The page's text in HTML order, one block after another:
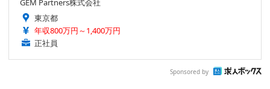
GEM Partners株式会社
東京都
年収800万円～1,400万円
正社員
Sponsored by